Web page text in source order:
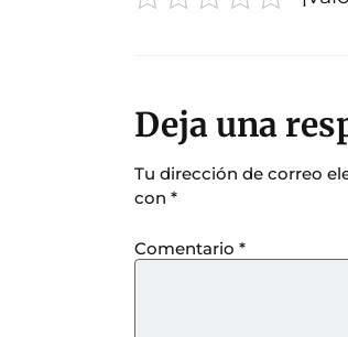
Deja una
Tu dirección de correo
con *
Comentario *